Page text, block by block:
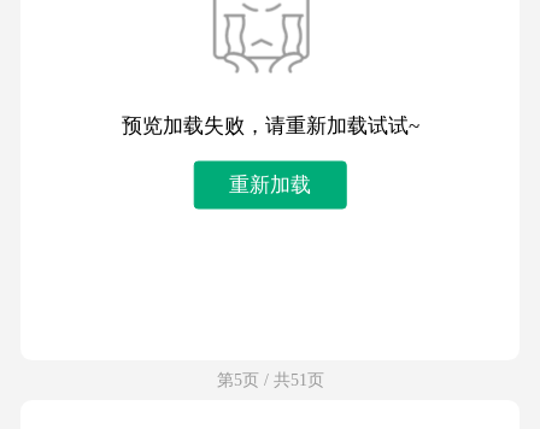
预览加载失败，请重新加载试试~
重新加载
第5页 / 共51页